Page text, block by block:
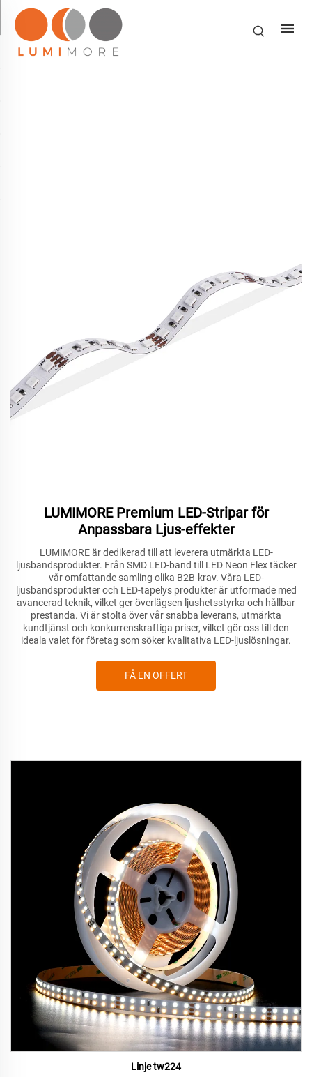
LUMIMORE Premium LED-Stripar för
Anpassbara Ljus-effekter
LUMIMORE är dedikerad till att leverera utmärkta LED-
ljusbandsprodukter. Från SMD LED-band till LED Neon Flex täcker
vår omfattande samling olika B2B-krav. Våra LED-
ljusbandsprodukter och LED-tapelys produkter är utformade med
avancerad teknik, vilket ger överlägsen ljushetsstyrka och hållbar
prestanda. Vi är stolta över vår snabba leverans, utmärkta
kundtjänst och konkurrenskraftiga priser, vilket gör oss till den
ideala valet för företag som söker kvalitativa LED-ljuslösningar.
FÅ EN OFFERT
Linje tw224